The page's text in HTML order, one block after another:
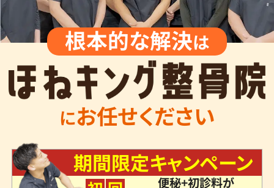
根本的な解決は
にお任せください
期間限定キャンペーン
便秘+初診料が